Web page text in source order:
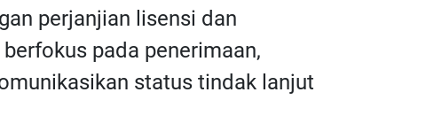
perjanjian lisensi dan
pada penerimaan,
status tindak lanjut